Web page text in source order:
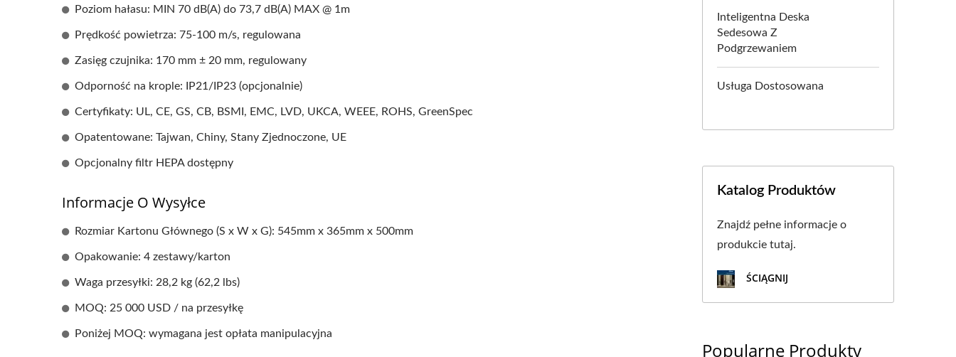
Poziom hałasu: MIN 70 dB(A) do 73,7 dB(A) MAX @ 1m
Prędkość powietrza: 75-100 m/s, regulowana
Zasięg czujnika: 170 mm ± 20 mm, regulowany
Odporność na krople: IP21/IP23 (opcjonalnie)
Certyfikaty: UL, CE, GS, CB, BSMI, EMC, LVD, UKCA, WEEE, ROHS, GreenSpec
Opatentowane: Tajwan, Chiny, Stany Zjednoczone, UE
Opcjonalny filtr HEPA dostępny
Informacje O Wysyłce
Rozmiar Kartonu Głównego (S x W x G): 545mm x 365mm x 500mm
Opakowanie: 4 zestawy/karton
Waga przesyłki: 28,2 kg (62,2 lbs)
MOQ: 25 000 USD / na przesyłkę
Poniżej MOQ: wymagana jest opłata manipulacyjna
Inteligentna Deska
Sedesowa Z
Podgrzewaniem
Usługa Dostosowana
Katalog Produktów
Znajdź pełne informacje o
produkcie tutaj.
ŚCIĄGNIJ
Popularne Produkty